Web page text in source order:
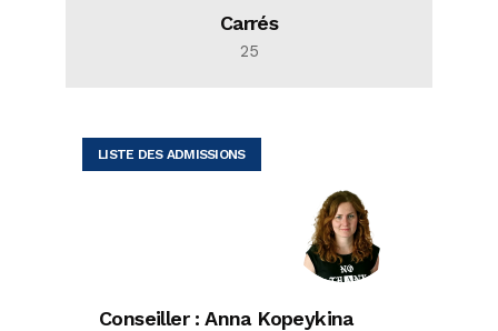
Carrés
25
LISTE DES ADMISSIONS
Conseiller : Anna Kopeykina